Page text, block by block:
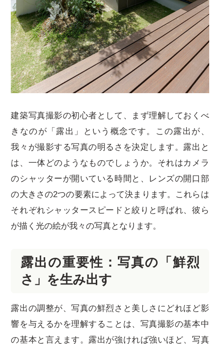
建築写真撮影の初心者として、まず理解しておくべ
きなのが「露出」という概念です。この露出が、
我々が撮影する写真の明るさを決定します。露出と
は、一体どのようなものでしょうか。それはカメラ
のシャッターが開いている時間と、レンズの開口部
の大きさの2つの要素によって決まります。これらは
それぞれシャッタースピードと絞りと呼ばれ、彼ら
が描く光の絵が我々の写真となります。
露出の重要性：写真の「鮮烈
さ」を生み出す
露出の調整が、写真の鮮烈さと美しさにどれほど影
響を与えるかを理解することは、写真撮影の基本中
の基本と言えます。露出が強ければ強いほど、写真